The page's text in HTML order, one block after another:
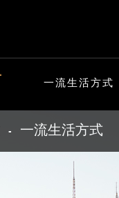
一流生活方式
- 一流生活方式